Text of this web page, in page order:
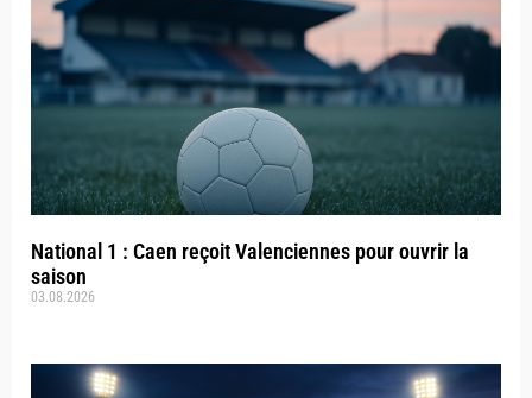
National 1 : Caen reçoit Valenciennes pour ouvrir la
saison
03.08.2026